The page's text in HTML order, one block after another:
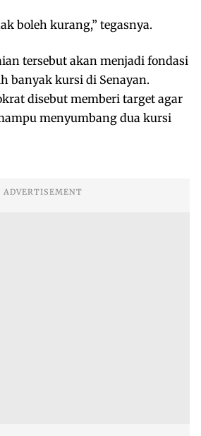
boleh kurang,” tegasnya.
tersebut akan menjadi fondasi
banyak kursi di Senayan.
disebut memberi target agar
menyumbang dua kursi